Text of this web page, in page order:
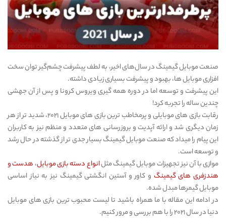
صنعت موبایل گیمینگ در سال‌های اخیر، به لطف پیشرفت چشم‌گیر توان سخت
افزاری موبایل ها، بهبود و پیشرفت بسیاری زیادی داشته.
این پیشرفت و توسعه اما در دوره همه گیری ویروس کرونا و پس از آن جهشی
چندین ساله را تجربه کرد!
رقابت بازی های موبایلی و پرمخاطب ترین بازی های موبایل ۲۰۲۱، شدید تر از هر
زمان دیگری شد و ارائه آپدیت و بروزرسانی های متعدد و منظم نیز به کاربران
این پیام را میداد که صنعت موبایل گیمینگ بسیار جدی تر از گذشته در حال رشد
و توسعه است.
موازی با آن نیز تجهیزات موبایل گیمینگ مثلانواع دسته بازی موبایل، هدست و
هندزفری های گیمینگ و کاور و آستین انگشتی گیمینگ نیز به نیاز اساسی
موبایل گیمرها مبدل شده.
در ادامه این مقاله با ما همراه باشید تا لیست محبوب ترین بازی های موبایل
دنیا در سال ۲۰۲۱ را با هم بررسی و مرور کنیم.